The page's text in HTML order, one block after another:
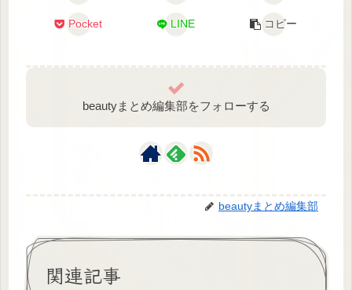
Pocket LINE コピー
beautyまとめ編集部をフォローする
beautyまとめ編集部
関連記事